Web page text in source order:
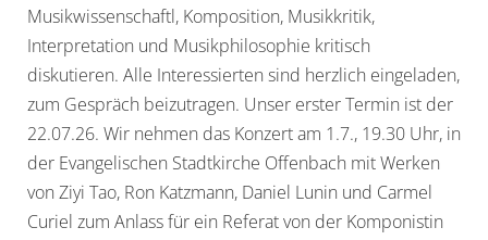
Musikwissenschaftl, Komposition, Musikkritik,
Interpretation und Musikphilosophie kritisch
diskutieren. Alle Interessierten sind herzlich eingeladen,
zum Gespräch beizutragen. Unser erster Termin ist der
22.07.26. Wir nehmen das Konzert am 1.7., 19.30 Uhr, in
der Evangelischen Stadtkirche Offenbach mit Werken
von Ziyi Tao, Ron Katzmann, Daniel Lunin und Carmel
Curiel zum Anlass für ein Referat von der Komponistin